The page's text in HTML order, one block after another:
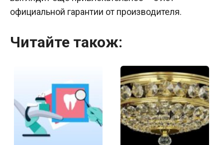
официальной гарантии от производителя.
Читайте також: